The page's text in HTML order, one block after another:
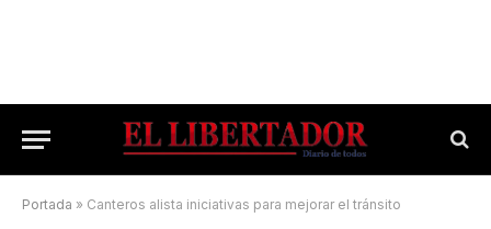
Portada » Canteros alista iniciativas para mejorar el tránsito